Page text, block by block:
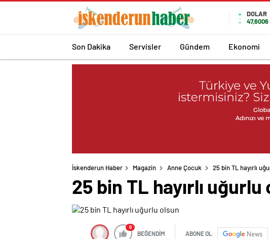
DOLAR
47,6006
Son Dakika Servisler Gündem Ekonomi
İskenderun Haber Magazin Anne Çocuk 25 bin TL hayırlı
25 bin TL hayırlı uğurlu
0
BEĞENDİM ABONE OL News